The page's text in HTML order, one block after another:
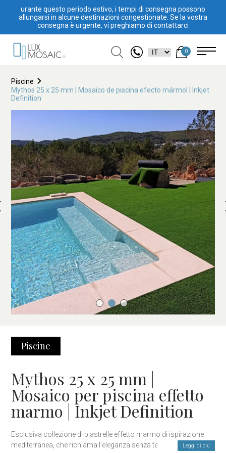
urante questo periodo estivo, i tempi di consegna possono
allungarsi in alcune destinazioni congestionate. Se la vostra
consegna è urgente, vi preghiamo di contattarci
0
Piscine
Mythos 25 x 25 mm | Mosaico de piscina efecto mármol | Inkjet
Definition
Piscine
Mythos 25 x 25 mm |
Mosaico per piscina effetto
marmo | Inkjet Definition
Esclusiva collezione di piastrelle effetto marmo di ispirazione
mediterranea, che richiama l’eleganza senza tempo delle ville
Leggi di più